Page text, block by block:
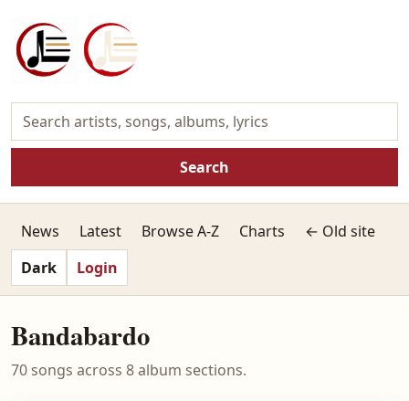
Search
News Latest Browse A-Z Charts
← Old site
Dark
Login
Bandabardo
70 songs across 8 album sections.